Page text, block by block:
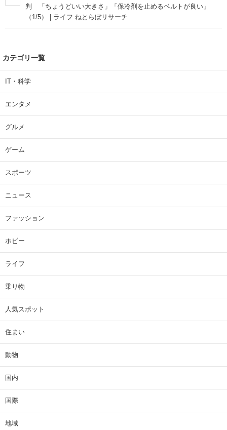
判 「ちょうどいい大きさ」「保冷剤を止めるベルトが良い」
（1/5） | ライフ ねとらぼリサーチ
カテゴリ一覧
IT・科学
エンタメ
グルメ
ゲーム
スポーツ
ニュース
ファッション
ホビー
ライフ
乗り物
人気スポット
住まい
動物
国内
国際
地域